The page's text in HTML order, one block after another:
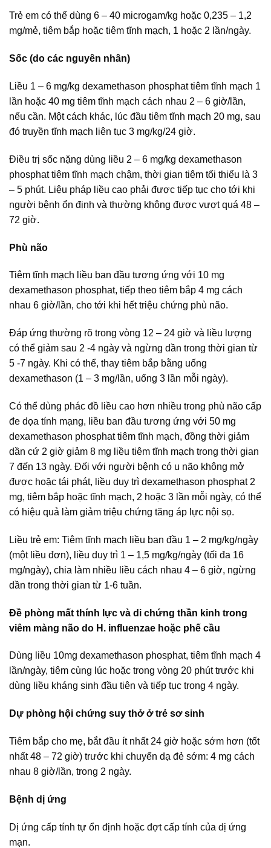
Trẻ em có thể dùng 6 – 40 microgam/kg hoặc 0,235 – 1,2
mg/mẻ, tiêm bắp hoặc tiêm tĩnh mạch, 1 hoặc 2 lần/ngày.
Sốc (do các nguyên nhân)
Liều 1 – 6 mg/kg dexamethason phosphat tiêm tĩnh mạch 1
lần hoặc 40 mg tiêm tĩnh mạch cách nhau 2 – 6 giờ/lần,
nếu cần. Một cách khác, lúc đầu tiêm tĩnh mạch 20 mg, sau
đó truyền tĩnh mạch liên tục 3 mg/kg/24 giờ.
Điều trị sốc nặng dùng liều 2 – 6 mg/kg dexamethason
phosphat tiêm tĩnh mạch chậm, thời gian tiêm tối thiểu là 3
– 5 phút. Liệu pháp liều cao phải được tiếp tục cho tới khi
người bệnh ổn định và thường không được vượt quá 48 –
72 giờ.
Phù não
Tiêm tĩnh mạch liều ban đầu tương ứng với 10 mg
dexamethason phosphat, tiếp theo tiêm bắp 4 mg cách
nhau 6 giờ/lần, cho tới khi hết triệu chứng phù não.
Đáp ứng thường rõ trong vòng 12 – 24 giờ và liều lượng
có thể giảm sau 2 -4 ngày và ngừng dần trong thời gian từ
5 -7 ngày. Khi có thể, thay tiêm bắp bằng uống
dexamethason (1 – 3 mg/lần, uống 3 lần mỗi ngày).
Có thể dùng phác đồ liều cao hơn nhiều trong phù não cấp
đe dọa tính mạng, liều ban đầu tương ứng với 50 mg
dexamethason phosphat tiêm tĩnh mạch, đồng thời giảm
dần cứ 2 giờ giảm 8 mg liều tiêm tĩnh mạch trong thời gian
7 đến 13 ngày. Đối với người bệnh có u não không mở
được hoặc tái phát, liều duy trì dexamethason phosphat 2
mg, tiêm bắp hoặc tĩnh mạch, 2 hoặc 3 lần mỗi ngày, có thể
có hiệu quả làm giảm triệu chứng tăng áp lực nội sọ.
Liều trẻ em: Tiêm tĩnh mạch liều ban đầu 1 – 2 mg/kg/ngày
(một liều đơn), liều duy trì 1 – 1,5 mg/kg/ngày (tối đa 16
mg/ngày), chia làm nhiều liều cách nhau 4 – 6 giờ, ngừng
dần trong thời gian từ 1-6 tuần.
Đề phòng mất thính lực và di chứng thần kinh trong
viêm màng não do H. influenzae hoặc phế cầu
Dùng liều 10mg dexamethason phosphat, tiêm tĩnh mạch 4
lần/ngày, tiêm cùng lúc hoặc trong vòng 20 phút trước khi
dùng liều kháng sinh đầu tiên và tiếp tục trong 4 ngày.
Dự phòng hội chứng suy thở ở trẻ sơ sinh
Tiêm bắp cho mẹ, bắt đầu ít nhất 24 giờ hoặc sớm hơn (tốt
nhất 48 – 72 giờ) trước khi chuyển dạ đẻ sớm: 4 mg cách
nhau 8 giờ/lần, trong 2 ngày.
Bệnh dị ứng
Dị ứng cấp tính tự ổn định hoặc đợt cấp tính của dị ứng
mạn.